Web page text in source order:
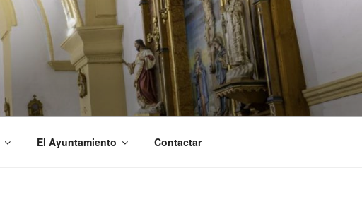
El Ayuntamiento Contactar